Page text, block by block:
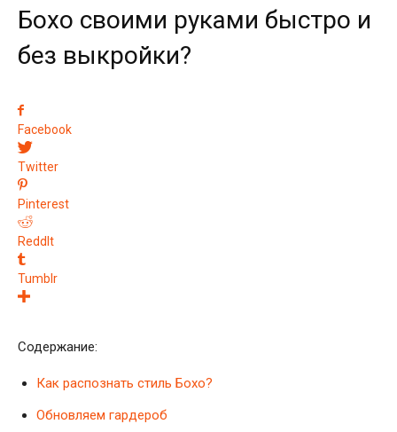
Бохо своими руками быстро и
без выкройки?
Facebook
Twitter
Pinterest
ReddIt
Tumblr
Содержание:
Как распознать стиль Бохо?
Обновляем гардероб